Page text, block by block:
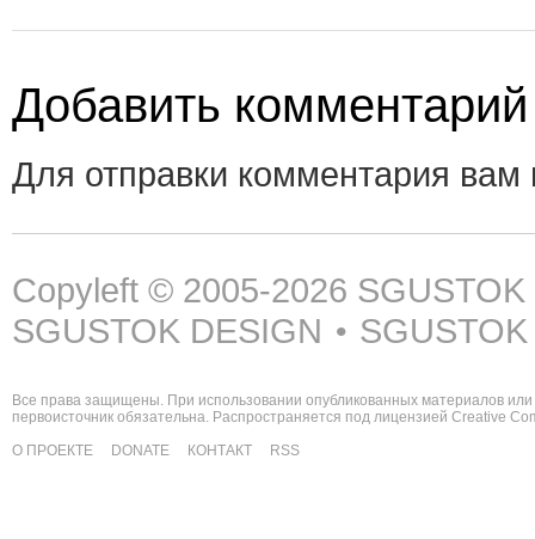
Добавить комментарий
Для отправки комментария
Copyleft © 2005-2026
SGUSTOK DESIGN •
Все права защищены. При использовании опубликованных материалов
первоисточник обязательна. Распространяется под лицензией Creative
О ПРОЕКТЕ
DONATE КОНТАКТ RSS